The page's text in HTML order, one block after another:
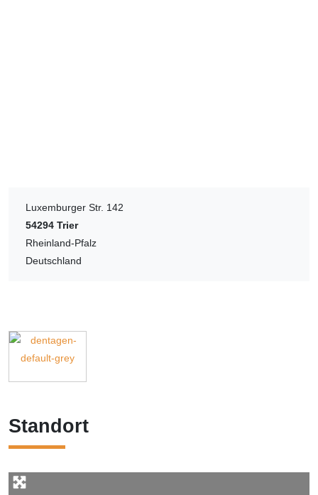
Luxemburger Str. 142
54294 Trier
Rheinland-Pfalz
Deutschland
Standort